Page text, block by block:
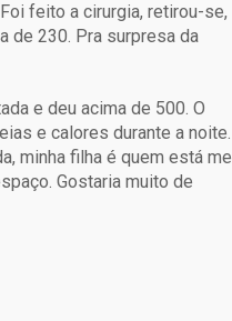
feito a cirurgia, retirou-se,
de 230. Pra surpresa da
e deu acima de 500. O
e calores durante a noite.
minha filha é quem está me
Gostaria muito de